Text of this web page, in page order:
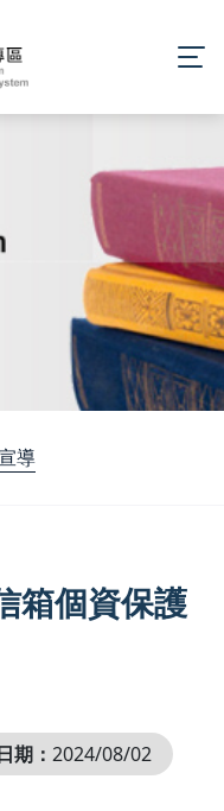
導
箱個資保護
期： 2024/08/02